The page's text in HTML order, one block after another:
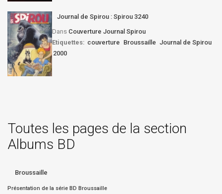
Journal de Spirou : Spirou 3240
Dans Couverture Journal Spirou
Etiquettes: couverture Broussaille Journal de Spirou
2000
Toutes les pages de la section
Albums BD
Broussaille
Présentation de la série BD Broussaille